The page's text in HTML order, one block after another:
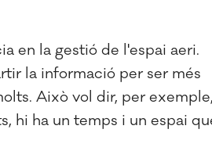
en la gestió de l'espai aeri.
la informació per ser més
Això vol dir, per exemple,
hi ha un temps i un espai